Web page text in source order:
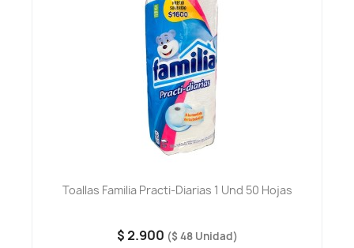
Toallas Familia Practi-Diarias 1 Und 50 Hojas
$ 2.900 ($ 48 Unidad)